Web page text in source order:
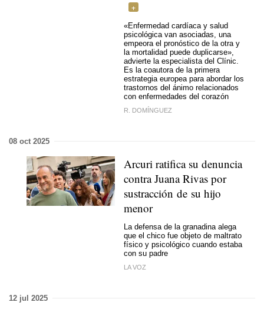
«Enfermedad cardíaca y salud
psicológica van asociadas, una
empeora el pronóstico de la otra y
la mortalidad puede duplicarse»,
advierte la especialista del Clínic.
Es la coautora de la primera
estrategia europea para abordar los
trastornos del ánimo relacionados
con enfermedades del corazón
R. DOMÍNGUEZ
08 oct 2025
Arcuri ratifica su denuncia
contra Juana Rivas por
sustracción de su hijo
menor
La defensa de la granadina alega
que el chico fue objeto de maltrato
físico y psicológico cuando estaba
con su padre
LA VOZ
12 jul 2025